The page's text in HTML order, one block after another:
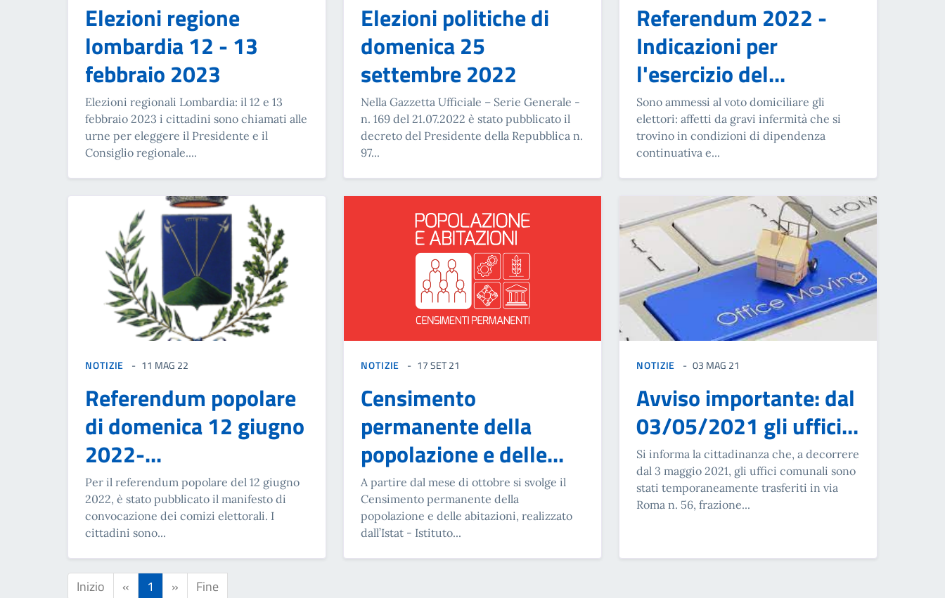
Elezioni regione
lombardia 12 - 13
febbraio 2023
Elezioni regionali Lombardia: il 12 e 13
febbraio 2023 i cittadini sono chiamati alle
urne per eleggere il Presidente e il
Consiglio regionale....
Elezioni politiche di
domenica 25
settembre 2022
Nella Gazzetta Ufficiale – Serie Generale -
n. 169 del 21.07.2022 è stato pubblicato il
decreto del Presidente della Repubblica n.
97...
Referendum 2022 -
Indicazioni per
l'esercizio del...
Sono ammessi al voto domiciliare gli
elettori: affetti da gravi infermità che si
trovino in condizioni di dipendenza
continuativa e...
NOTIZIE 11 MAG 22
Referendum popolare
di domenica 12 giugno
2022-...
Per il referendum popolare del 12 giugno
2022, è stato pubblicato il manifesto di
convocazione dei comizi elettorali. I
cittadini sono...
NOTIZIE 17 SET 21
Censimento
permanente della
popolazione e delle...
A partire dal mese di ottobre si svolge il
Censimento permanente della
popolazione e delle abitazioni, realizzato
dall’Istat - Istituto...
NOTIZIE 03 MAG 21
Avviso importante: dal
03/05/2021 gli uffici...
Si informa la cittadinanza che, a decorrere
dal 3 maggio 2021, gli uffici comunali sono
stati temporaneamente trasferiti in via
Roma n. 56, frazione...
Inizio « 1 » Fine